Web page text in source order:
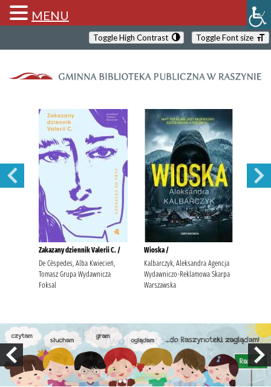
Toggle High Contrast Toggle Font size
MENU